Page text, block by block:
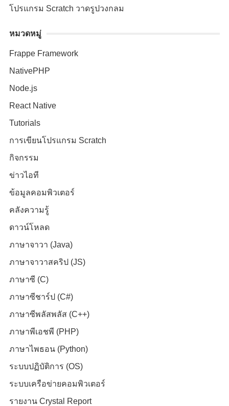
โปรแกรม Scratch วาดรูปวงกลม
หมวดหมู่
Frappe Framework
NativePHP
Node.js
React Native
Tutorials
การเขียนโปรแกรม Scratch
กิจกรรม
ข่าวไอที
ข้อมูลคอมพิวเตอร์
คลังความรู้
ดาวน์โหลด
ภาษาจาวา (Java)
ภาษาจาวาสคริป (JS)
ภาษาซี (C)
ภาษาซีชาร์ป (C#)
ภาษาซีพลัสพลัส (C++)
ภาษาพีเอชพี (PHP)
ภาษาไพธอน (Python)
ระบบปฏิบัติการ (OS)
ระบบเครือข่ายคอมพิวเตอร์
รายงาน Crystal Report